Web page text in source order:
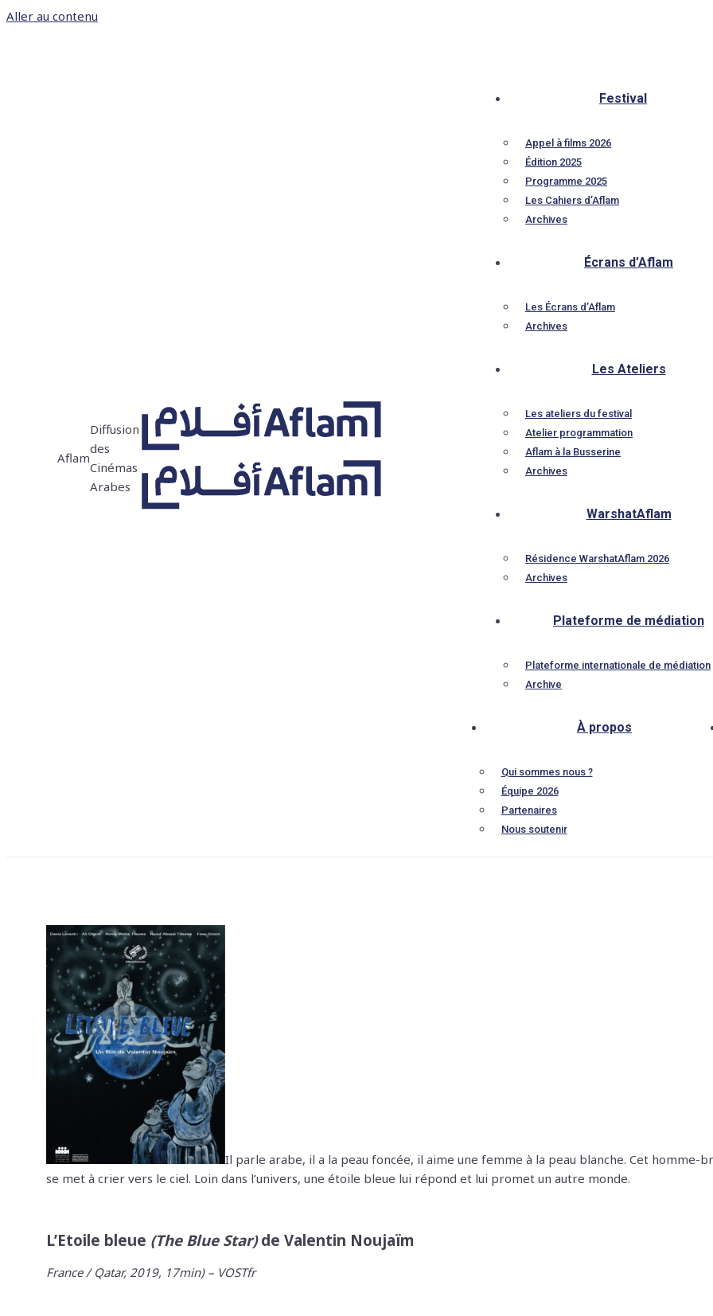
Aller au contenu
Aflam
Diffusion
des
Cinémas
Arabes
Festival
Appel à films 2026
Édition 2025
Programme 2025
Les Cahiers d’Aflam
Archives
Écrans d’Aflam
Les Écrans d’Aflam
Archives
Les Ateliers
Les ateliers du festival
Atelier programmation
Aflam à la Busserine
Archives
WarshatAflam
Résidence WarshatAflam 2026
Archives
Plateforme de médiation
Plateforme internationale de médiation
Archive
À propos
Qui sommes nous ?
Équipe 2026
Partenaires
Nous soutenir
Il parle arabe, il a la peau foncée, il aime une femme à la peau blanche. Cet homme-
se met à crier vers le ciel. Loin dans l’univers, une étoile bleue lui répond et lui promet un autre monde.
L’Etoile bleue (The Blue Star)de Valentin Noujaïm
France / Qatar, 2019, 17min) – VOSTfr